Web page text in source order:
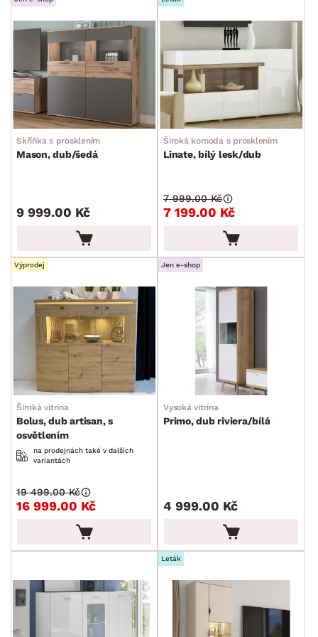
Skříňka s prosklením
Mason, dub/šedá
9 999.00 Kč
Široká komoda s prosklením
Linate, bílý lesk/dub
7 199.00 Kč
7 999.00 Kč
Výprodej
Široká vitrína
Bolus, dub artisan, s
osvětlením
na prodejnách také v dalších
variantách
16 999.00 Kč
19 499.00 Kč
Jen e-shop
Vysoká vitrína
Primo, dub riviera/bílá
4 999.00 Kč
Leták